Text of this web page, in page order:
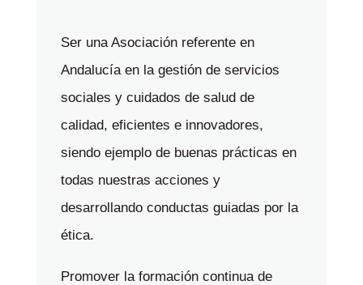
Ser una Asociación referente en
Andalucía en la gestión de servicios
sociales y cuidados de salud de
calidad, eficientes e innovadores,
siendo ejemplo de buenas prácticas en
todas nuestras acciones y
desarrollando conductas guiadas por la
ética.
Promover la formación continua de